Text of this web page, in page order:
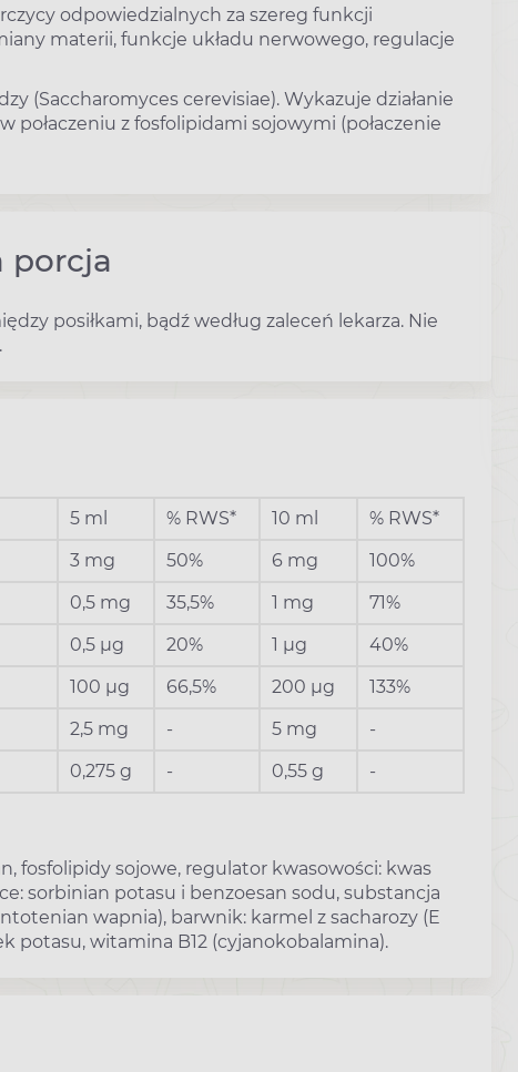
odpowiedzialnych za szereg funkcji
materii, funkcje układu nerwowego, regulacje
(Saccharomyces cerevisiae). Wykazuje działanie
połaczeniu z fosfolipidami sojowymi (połaczenie
porcja
posiłkami, bądź według zaleceń lekarza. Nie
5 ml % RWS* 10 ml
% RWS*
3 mg 50% 6 mg
100%
0,5 mg 35,5% 1 mg
71%
0,5 µg 20% 1 µg
40%
100 µg 66,5% 200 µg
133%
2,5 mg - 5 mg
-
0,275 g - 0,55 g -
fosfolipidy sojowe, regulator kwasowości: kwas
sorbinian potasu i benzoesan sodu, substancja
wapnia), barwnik: karmel z sacharozy (E
potasu, witamina B12 (cyjanokobalamina).